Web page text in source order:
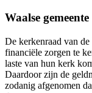
Waalse gemeente
De kerkenraad van
financiële zorgen te
laste van hun kerk
Daardoor zijn de
zodanig afgenomen